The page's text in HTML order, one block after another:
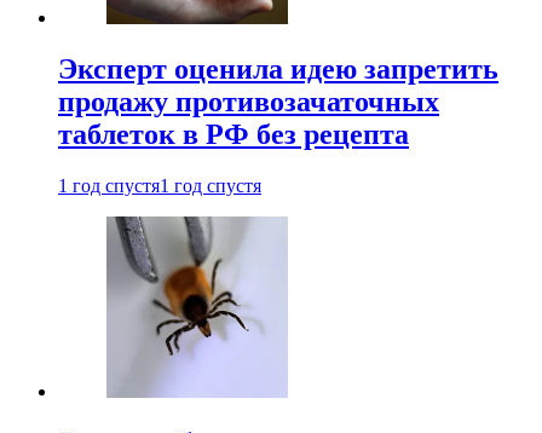
Эксперт оценила идею запретить
продажу противозачаточных
таблеток в РФ без рецепта
1 год спустя1 год спустя